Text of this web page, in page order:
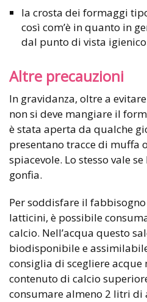
la crosta dei formaggi
così com’è in quanto in
dal punto di vista
Altre precauzioni
In gravidanza, oltre a
non si deve mangiare il
è stata aperta da qualche
presentano tracce di muffa
spiacevole. Lo stesso vale
gonfia.
Per soddisfare il
latticini, è possibile
calcio. Nell’acqua questo
biodisponibile e
consiglia di scegliere
contenuto di calcio
consumare almeno 2 litri di